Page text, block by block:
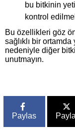
bu bitkinin
kontrol
Bu özellikleri göz
sağlıklı bir
nedeniyle diğer
unutmayın.
Paylas